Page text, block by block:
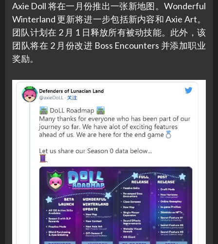
Axie Doll 将在一月份推出一张新地图。Wonderful
Winterland 更新将进一步包括新内容和 Axie Art。
团队计划在 2 月 1 日释放所有被动技能。此外，该
团队将在 2 月份改进 Boss Encounters 并添加职业
奖励。